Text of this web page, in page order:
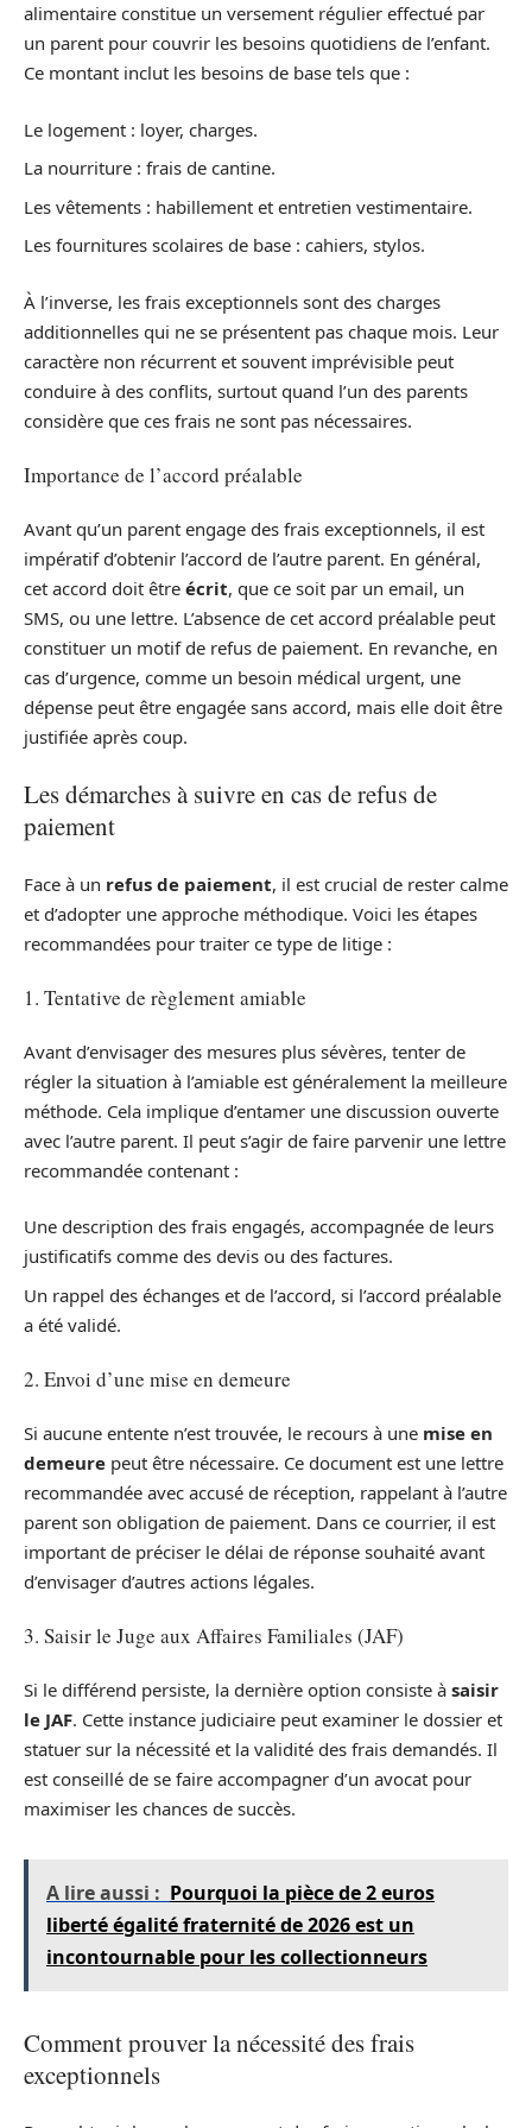
alimentaire constitue un versement régulier effectué par
un parent pour couvrir les besoins quotidiens de l’enfant.
Ce montant inclut les besoins de base tels que :
Le logement : loyer, charges.
La nourriture : frais de cantine.
Les vêtements : habillement et entretien vestimentaire.
Les fournitures scolaires de base : cahiers, stylos.
À l’inverse, les frais exceptionnels sont des charges
additionnelles qui ne se présentent pas chaque mois. Leur
caractère non récurrent et souvent imprévisible peut
conduire à des conflits, surtout quand l’un des parents
considère que ces frais ne sont pas nécessaires.
Importance de l’accord préalable
Avant qu’un parent engage des frais exceptionnels, il est
impératif d’obtenir l’accord de l’autre parent. En général,
cet accord doit être écrit, que ce soit par un email, un
SMS, ou une lettre. L’absence de cet accord préalable peut
constituer un motif de refus de paiement. En revanche, en
cas d’urgence, comme un besoin médical urgent, une
dépense peut être engagée sans accord, mais elle doit être
justifiée après coup.
Les démarches à suivre en cas de refus de
paiement
Face à un refus de paiement, il est crucial de rester calme
et d’adopter une approche méthodique. Voici les étapes
recommandées pour traiter ce type de litige :
1. Tentative de règlement amiable
Avant d’envisager des mesures plus sévères, tenter de
régler la situation à l’amiable est généralement la meilleure
méthode. Cela implique d’entamer une discussion ouverte
avec l’autre parent. Il peut s’agir de faire parvenir une lettre
recommandée contenant :
Une description des frais engagés, accompagnée de leurs
justificatifs comme des devis ou des factures.
Un rappel des échanges et de l’accord, si l’accord préalable
a été validé.
2. Envoi d’une mise en demeure
Si aucune entente n’est trouvée, le recours à une mise en
demeure peut être nécessaire. Ce document est une lettre
recommandée avec accusé de réception, rappelant à l’autre
parent son obligation de paiement. Dans ce courrier, il est
important de préciser le délai de réponse souhaité avant
d’envisager d’autres actions légales.
3. Saisir le Juge aux Affaires Familiales (JAF)
Si le différend persiste, la dernière option consiste à saisir
le JAF. Cette instance judiciaire peut examiner le dossier et
statuer sur la nécessité et la validité des frais demandés. Il
est conseillé de se faire accompagner d’un avocat pour
maximiser les chances de succès.
A lire aussi : Pourquoi la pièce de 2 euros
liberté égalité fraternité de 2026 est un
incontournable pour les collectionneurs
Comment prouver la nécessité des frais
exceptionnels